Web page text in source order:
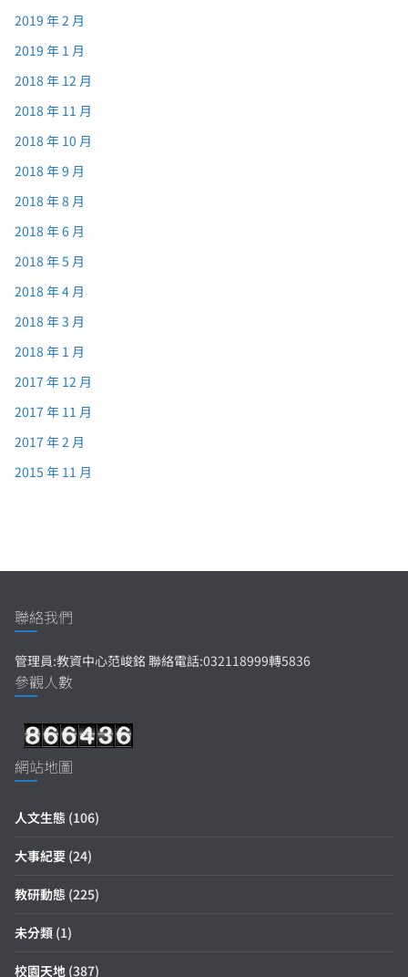
2019 年 2 月
2019 年 1 月
2018 年 12 月
2018 年 11 月
2018 年 10 月
2018 年 9 月
2018 年 8 月
2018 年 6 月
2018 年 5 月
2018 年 4 月
2018 年 3 月
2018 年 1 月
2017 年 12 月
2017 年 11 月
2017 年 2 月
2015 年 11 月
聯絡我們
管理員:教資中心范峻銘 聯絡電話:032118999轉5836
參觀人數
網站地圖
人文生態 (106)
大事紀要 (24)
教研動態 (225)
未分類 (1)
校園天地 (387)